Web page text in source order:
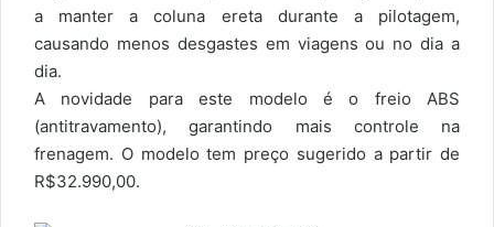
a manter a coluna ereta durante a pilotagem,
causando menos desgastes em viagens ou no dia a
dia.
A novidade para este modelo é o freio ABS
(antitravamento), garantindo mais controle na
frenagem. O modelo tem preço sugerido a partir de
R$32.990,00.